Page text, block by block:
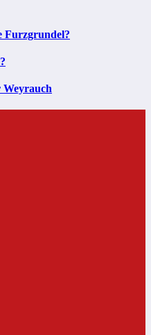
Furzgrundel?
Weyrauch